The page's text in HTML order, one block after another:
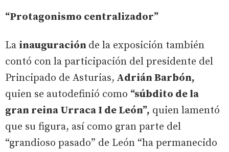
“Protagonismo centralizador”
La inauguración de la exposición también
contó con la participación del presidente del
Principado de Asturias, Adrián Barbón,
quien se autodefinió como “súbdito de la
gran reina Urraca I de León”, quien lamentó
que su figura, así como gran parte del
“grandioso pasado” de León “ha permanecido